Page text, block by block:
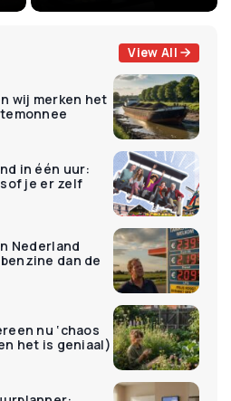
View All
wij merken het
in één uur:
je er zelf
Nederland
dan de
nu ‘chaos
het is geniaal)